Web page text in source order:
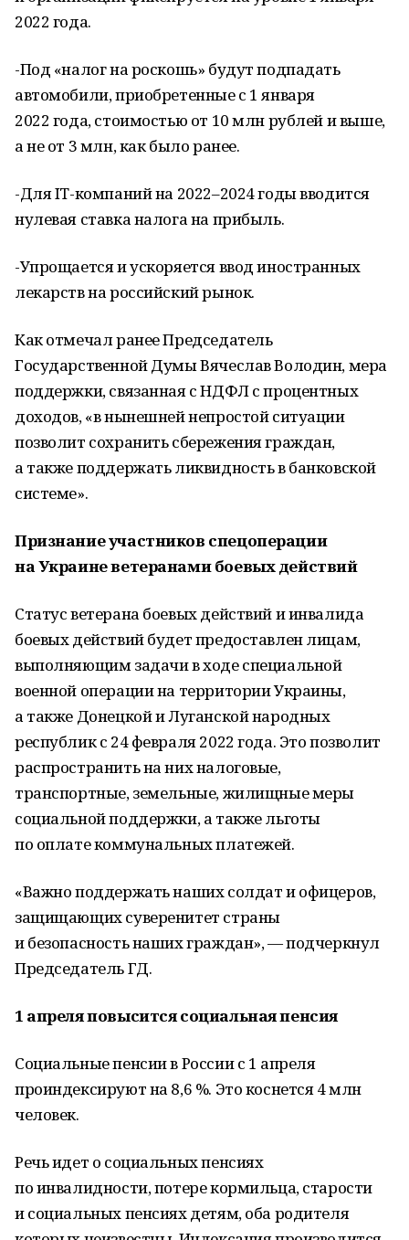
2022 года.
-Под «налог на роскошь» будут подпадать
автомобили, приобретенные с 1 января
2022 года, стоимостью от 10 млн рублей и выше,
а не от 3 млн, как было ранее.
-Для IT-компаний на 2022–2024 годы вводится
нулевая ставка налога на прибыль.
-Упрощается и ускоряется ввод иностранных
лекарств на российский рынок.
Как отмечал ранее Председатель
Государственной Думы Вячеслав Володин, мера
поддержки, связанная с НДФЛ с процентных
доходов, «в нынешней непростой ситуации
позволит сохранить сбережения граждан,
а также поддержать ликвидность в банковской
системе».
Признание участников спецоперации
на Украине ветеранами боевых действий
Статус ветерана боевых действий и инвалида
боевых действий будет предоставлен лицам,
выполняющим задачи в ходе специальной
военной операции на территории Украины,
а также Донецкой и Луганской народных
республик с 24 февраля 2022 года. Это позволит
распространить на них налоговые,
транспортные, земельные, жилищные меры
социальной поддержки, а также льготы
по оплате коммунальных платежей.
«Важно поддержать наших солдат и офицеров,
защищающих суверенитет страны
и безопасность наших граждан», — подчеркнул
Председатель ГД.
1 апреля повысится социальная пенсия
Социальные пенсии в России с 1 апреля
проиндексируют на 8,6 %. Это коснется 4 млн
человек.
Речь идет о социальных пенсиях
по инвалидности, потере кормильца, старости
и социальных пенсиях детям, оба родителя